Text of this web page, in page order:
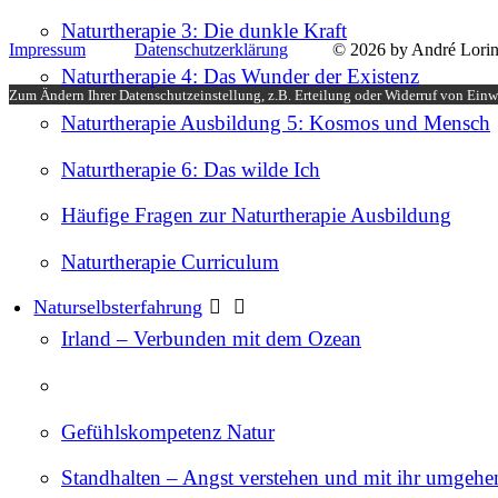
Naturtherapie 3: Die dunkle Kraft
Naturtherapie 4: Das Wunder der Existenz
Naturtherapie Ausbildung 5: Kosmos und Mensch
Naturtherapie 6: Das wilde Ich
Häufige Fragen zur Naturtherapie Ausbildung
Naturtherapie Curriculum
Naturselbsterfahrung
Irland – Verbunden mit dem Ozean
Gefühlskompetenz Natur
Standhalten – Angst verstehen und mit ihr
Impressum Datenschutzerklärung © 2026 by André
Zum Ändern Ihrer Datenschutzeinstellung, z.B. Erteilung oder Widerruf von